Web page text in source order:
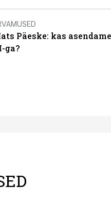
Päeske: kas
ga?